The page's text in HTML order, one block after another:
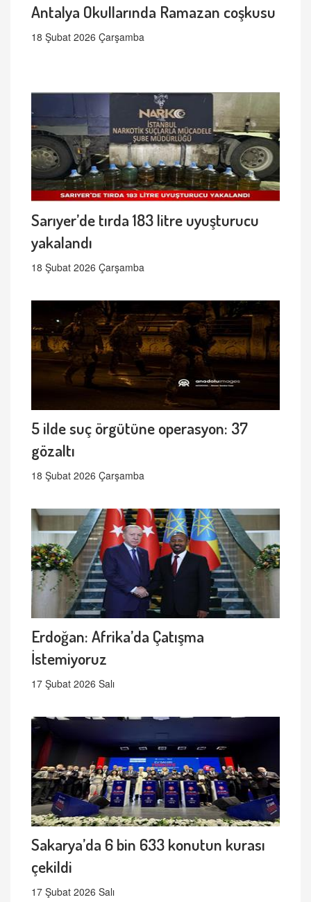
Antalya Okullarında Ramazan coşkusu
18 Şubat 2026 Çarşamba
Sarıyer’de tırda 183 litre uyuşturucu
yakalandı
18 Şubat 2026 Çarşamba
5 ilde suç örgütüne operasyon: 37
gözaltı
18 Şubat 2026 Çarşamba
Erdoğan: Afrika’da Çatışma
İstemiyoruz
17 Şubat 2026 Salı
Sakarya’da 6 bin 633 konutun kurası
çekildi
17 Şubat 2026 Salı